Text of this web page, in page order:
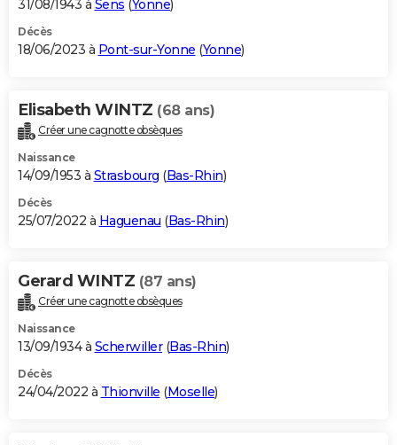
31/08/1943 à Sens (Yonne)
Décès
18/06/2023 à Pont-sur-Yonne (Yonne)
Elisabeth WINTZ (68 ans)
Créer une cagnotte obsèques
Naissance
14/09/1953 à Strasbourg (Bas-Rhin)
Décès
25/07/2022 à Haguenau (Bas-Rhin)
Gerard WINTZ (87 ans)
Créer une cagnotte obsèques
Naissance
13/09/1934 à Scherwiller(Bas-Rhin)
Décès
24/04/2022 à Thionville (Moselle)